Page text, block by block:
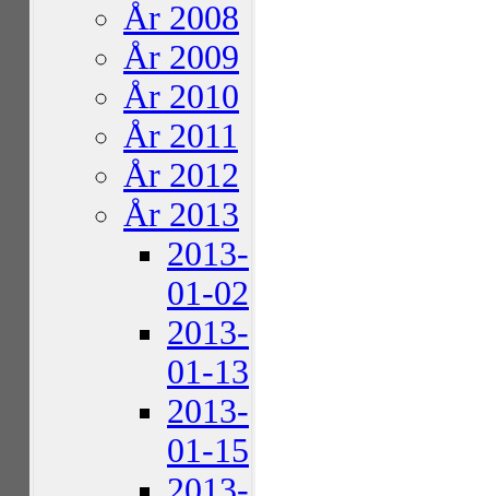
År 2008
År 2009
År 2010
År 2011
År 2012
År 2013
2013-
01-02
2013-
01-13
2013-
01-15